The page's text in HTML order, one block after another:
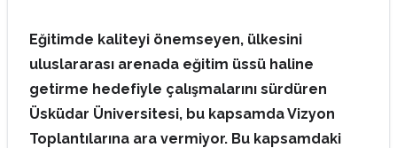
Eğitimde kaliteyi önemseyen, ülkesini
uluslararası arenada eğitim üssü haline
getirme hedefiyle çalışmalarını sürdüren
Üsküdar Üniversitesi, bu kapsamda Vizyon
Toplantılarına ara vermiyor. Bu kapsamdaki